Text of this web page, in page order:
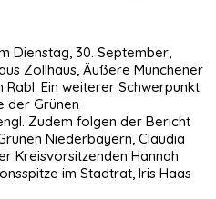
Dienstag, 30. September,
Zollhaus, Äußere Münchener
Rabl. Ein weiterer Schwerpunkt
der Grünen
Zudem folgen der Bericht
Niederbayern, Claudia
Kreisvorsitzenden Hannah
im Stadtrat, Iris Haas